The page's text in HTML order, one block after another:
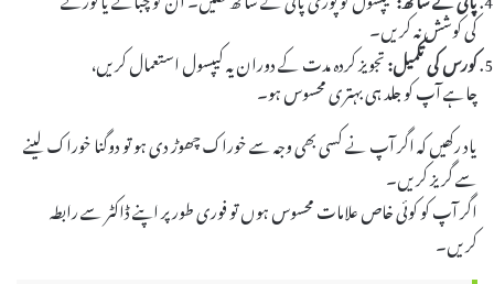
کی کوشش نہ کریں۔
کورس کی تکمیل:تجویز کردہ مدت کے دوران یہ کیپسول استعمال کریں،
چاہے آپ کو جلد ہی بہتری محسوس ہو۔
یاد رکھیں کہ اگر آپ نے کسی بھی وجہ سے خوراک چھوڑ دی ہو تو دوگنا خوراک لینے
سے گریز کریں۔
اگر آپ کو کوئی خاص علامات محسوس ہوں تو فوری طور پر اپنے ڈاکٹر سے رابطہ
کریں۔